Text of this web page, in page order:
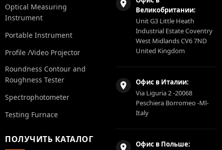
Optical Measuring
Instrument
Portable Instrument
Profile /Video Projector
Roundness Contour and
Roughness Tester
Spectrophotometer
Testing Furnace
ПОЛУЧИТЬ КАТАЛОГ
Великобритании:
Unit G3 Little Heath
Industrial Estate Coventry
West Midlands CV6 7ND
United Kingdom
Офис в Италии:
Via Liguria 2 -20068
Peschiera Borromeo -Ml-
Italy
Офис в Польше: